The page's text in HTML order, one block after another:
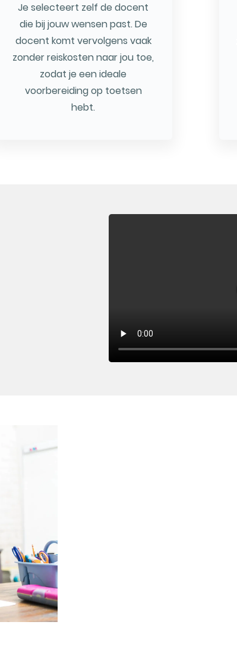
Je selecteert zelf de docent
die bij jouw wensen past. De
docent komt vervolgens vaak
zonder reiskosten naar jou toe,
zodat je een ideale
voorbereiding op toetsen
hebt.